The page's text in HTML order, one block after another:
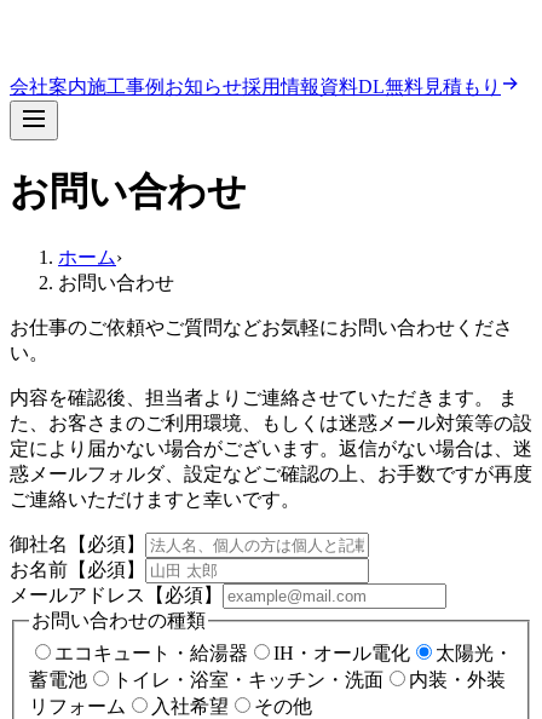
会社案内施工事例 お知らせ採用情報資料DL無料見積もり
お問い合わせ
ホーム›
お問い合わせ
お仕事のご依頼やご質問などお気軽にお問い合わせくださ
い。
内容を確認後、担当者よりご連絡させていただきます。 ま
た、お客さまのご利用環境、もしくは迷惑メール対策等の設
定により届かない場合がございます。返信がない場合は、迷
惑メールフォルダ、設定などご確認の上、お手数ですが再度
ご連絡いただけますと幸いです。
御社名
【必須】
お名前 【必須】
メールアドレス
【必須】
お問い合わせの種類
エコキュート・給湯器
IH・オール電化
太陽光・
蓄電池
トイレ・浴室・キッチン・洗面
内装・外装
リフォーム
入社希望 その他